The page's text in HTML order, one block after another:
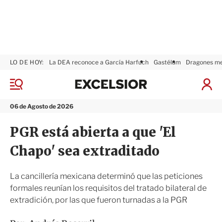
M
n
06 de Agosto de 2026
LO DE HOY: La DEA reconoce a García Harfuch Gastélum Dragones
I
ó
x
i
o
r
PGR está abierta a que 'El
Chapo' sea extraditado
La cancillería mexicana determinó que las peticiones
formales reunían los requisitos del tratado bilateral de
extradición, por las que fueron turnadas a la PGR